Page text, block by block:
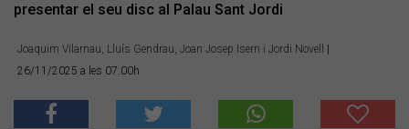
presentar el seu disc al Palau Sant Jordi
Joaquim Vilarnau, Lluís Gendrau, Joan Josep Isern i Jordi Novell
26/11/2025 a les 07:00h